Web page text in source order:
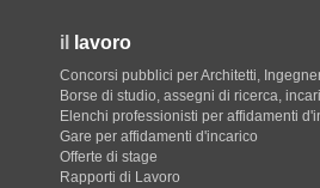
il lavoro
Concorsi pubblici per Architetti,
Borse di studio, assegni di ricerca,
Elenchi professionisti per affidamenti
Gare per affidamenti d'incarico
Offerte di stage
Rapporti di Lavoro